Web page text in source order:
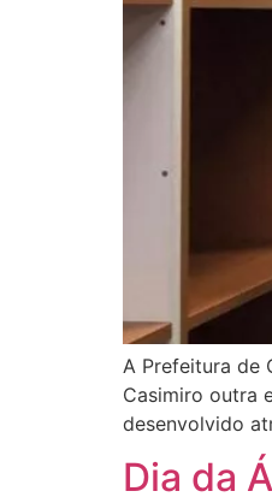
A Prefeitura de
Casimiro outra
desenvolvido
Dia da